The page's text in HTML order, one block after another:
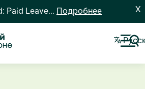
Paid Leave... Подробнее X